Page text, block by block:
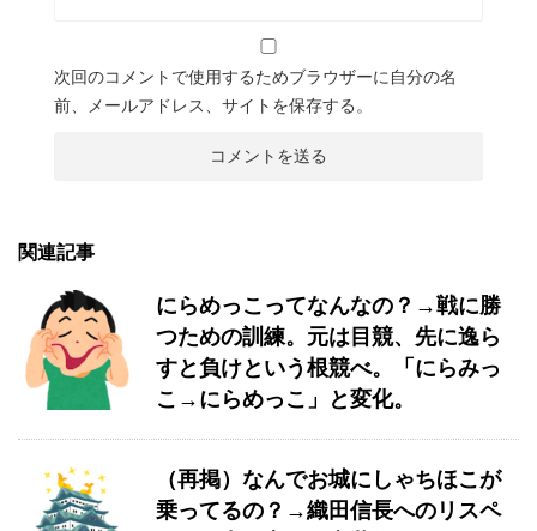
次回のコメントで使用するためブラウザーに自分の名
前、メールアドレス、サイトを保存する。
関連記事
にらめっこってなんなの？→戦に勝
つための訓練。元は目競、先に逸ら
すと負けという根競べ。「にらみっ
こ→にらめっこ」と変化。
（再掲）なんでお城にしゃちほこが
乗ってるの？→織田信長へのリスペ